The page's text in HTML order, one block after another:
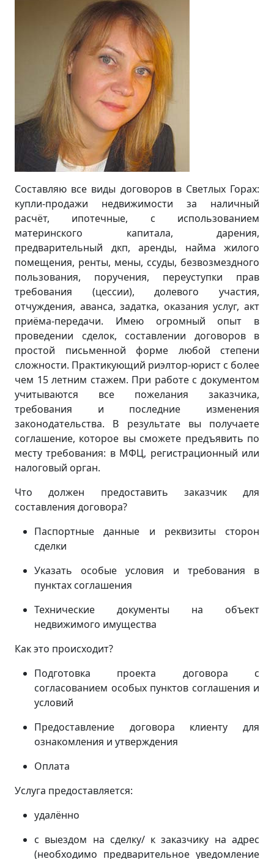
Составляю все виды договоров в Светлых Горах:
купли-продажи недвижимости за наличный
расчёт, ипотечные, с использованием
материнского капитала, дарения,
предварительный дкп, аренды, найма жилого
помещения, ренты, мены, ссуды, безвозмездного
пользования, поручения, переуступки прав
требования (цессии), долевого участия,
отчуждения, аванса, задатка, оказания услуг, акт
приёма-передачи. Имею огромный опыт в
проведении сделок, составлении договоров в
простой письменной форме любой степени
сложности. Практикующий риэлтор-юрист с более
чем 15 летним стажем. При работе с документом
учитываются все пожелания заказчика,
требования и последние изменения
законодательства. В результате вы получаете
соглашение, которое вы сможете предъявить по
месту требования: в МФЦ, регистрационный или
налоговый орган.
Что должен предоставить заказчик для
составления договора?
Паспортные данные и реквизиты сторон
сделки
Указать особые условия и требования в
пунктах соглашения
Технические документы на объект
недвижимого имущества
Как это происходит?
Подготовка проекта договора с
согласованием особых пунктов соглашения и
условий
Предоставление договора клиенту для
ознакомления и утверждения
Оплата
Услуга предоставляется:
удалённо
с выездом на сделку/ к заказчику на адрес
(необходимо предварительное уведомление